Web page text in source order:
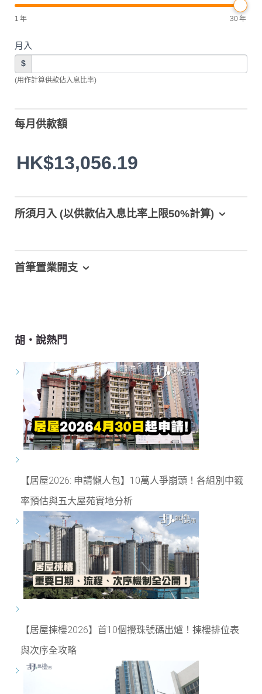
1 年 30年
月入
$
(用作計算供款佔入息比率)
每月供款額
HK$13,056.19
所須月入 (以供款佔入息比率上限50%計算)
首筆置業開支
胡‧說熱門
【居屋2026: 申請懶人包】10萬人爭崩頭！各組別中籤
率預估與五大屋苑實地分析
【居屋揀樓2026】首10個攪珠號碼出爐！揀樓排位表
與次序全攻略